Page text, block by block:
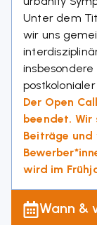
Unter dem
wir uns
Der Open
beendet.
Beiträge und
wird im
Wann &